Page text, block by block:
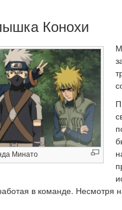
Конохи
Минато
в команде.